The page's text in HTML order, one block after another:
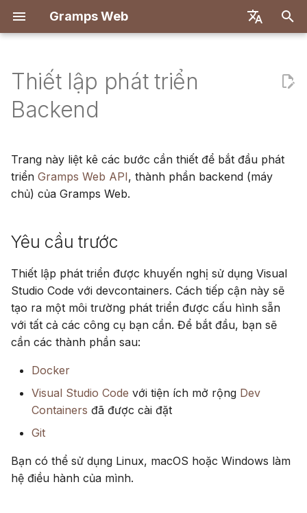
Gramps Web
Tiếng Việt
日本語
Dansk
Suomi
t
l
z
i
n
s
h
Tính năng
Bắt đầu
Cài đặt và Triển khai
Triển khai với Docker
DigitalOcean
Quản trị máy chủ
Hệ thống người dùng
Xác thực OIDC
Cập nhật
Sử dụng PostgreSQL
Đo từ xa
Giới thiệu
Nhập dữ liệu
Xuất dữ liệu
Đồng bộ với Gramps
Giới thiệu Đăng ký
Duyệt cây gia phả
Tìm kiếm
Dòng thời gian
Chỉnh sửa dữ liệu
Thêm tệp phương tiện
Sử dụng blog
Tổng quan
Trình duyệt nhiễm sắc
Báo cáo
Lịch sử
Nâng cao
Bộ lọc GQL
Tìm kiếm bên ngoài
Tài khoản & tùy chọn
Cài đặt người dùng
Thông báo
Yêu cầu trước
Nhiệm vụ
Gỡ lỗi
Kiểm tra
Giới thiệu
Kiến trúc
Dịch thuật
Thiết lập phát triển
Backend
Trang này liệt kê các bước cần thiết để bắt đầu phát
triển Gramps Web API, thành phần backend (máy
chủ) của Gramps Web.
Yêu cầu trước
Thiết lập phát triển được khuyến nghị sử dụng Visual
Studio Code với devcontainers. Cách tiếp cận này sẽ
tạo ra một môi trường phát triển được cấu hình sẵn
với tất cả các công cụ bạn cần. Để bắt đầu, bạn sẽ
cần các thành phần sau:
Docker
Visual Studio Code với tiện ích mở rộng Dev
Containers đã được cài đặt
Git
Bạn có thể sử dụng Linux, macOS hoặc Windows làm
hệ điều hành của mình.